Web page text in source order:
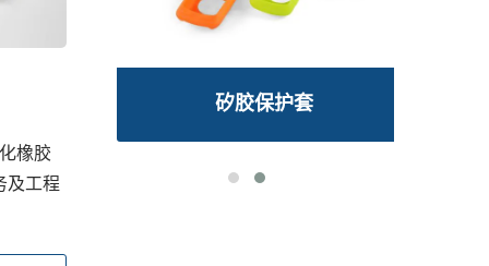
橡胶
及工程
矽胶保护套